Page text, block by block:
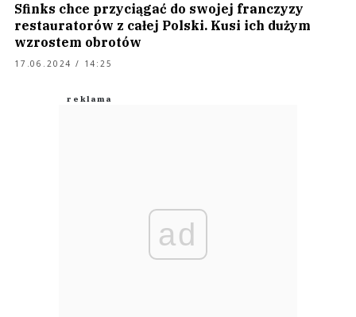
Sfinks chce przyciągać do swojej franczyzy
restauratorów z całej Polski. Kusi ich dużym
wzrostem obrotów
17.06.2024 / 14:25
ad